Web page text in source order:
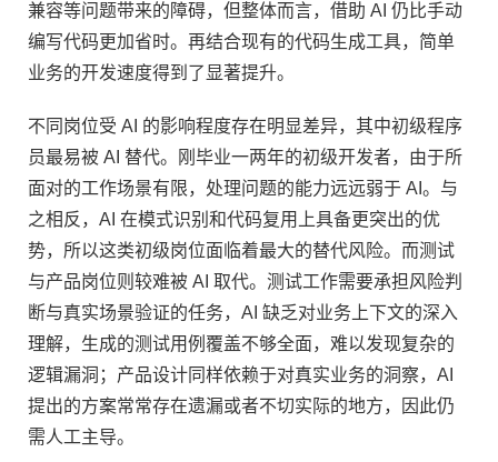
兼容等问题带来的障碍，但整体而言，借助 AI 仍比手动
编写代码更加省时。再结合现有的代码生成工具，简单
业务的开发速度得到了显著提升。
不同岗位受 AI 的影响程度存在明显差异，其中初级程序
员最易被 AI 替代。刚毕业一两年的初级开发者，由于所
面对的工作场景有限，处理问题的能力远远弱于 AI。与
之相反，AI 在模式识别和代码复用上具备更突出的优
势，所以这类初级岗位面临着最大的替代风险。而测试
与产品岗位则较难被 AI 取代。测试工作需要承担风险判
断与真实场景验证的任务，AI 缺乏对业务上下文的深入
理解，生成的测试用例覆盖不够全面，难以发现复杂的
逻辑漏洞；产品设计同样依赖于对真实业务的洞察，AI
提出的方案常常存在遗漏或者不切实际的地方，因此仍
需人工主导。